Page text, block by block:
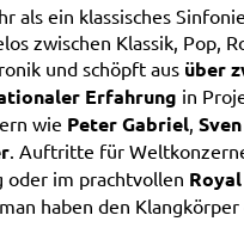
als ein klassisches
zwischen Klassik, Pop,
und schöpft aus über
Erfahrung in
wie Peter Gabriel
. Auftritte für
im prachtvollen
haben den